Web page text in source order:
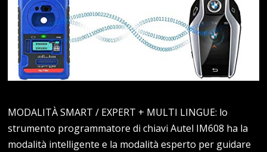
MODALITÀ SMART / EXPERT + MULTI LINGUE: lo
strumento programmatore di chiavi Autel IM608 ha la
modalità intelligente e la modalità esperto per guidare